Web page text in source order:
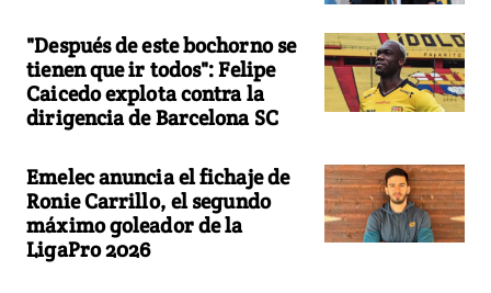
"Después de este bochorno se
tienen que ir todos": Felipe
Caicedo explota contra la
dirigencia de Barcelona SC
Emelec anuncia el fichaje de
Ronie Carrillo, el segundo
máximo goleador de la
LigaPro 2026